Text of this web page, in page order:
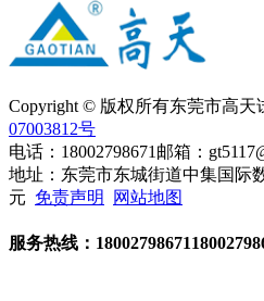
Copyright © 版权所有东莞市高
07003812号
电话：18002798671 邮箱：
地址：东莞市东城街道中集国际
元 免责声明 网站地图
服务热线： 18002798671